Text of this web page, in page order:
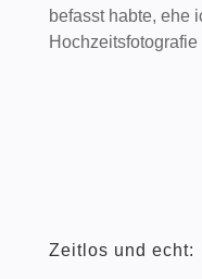
befasst habte, ehe
Zeitlos und echt: